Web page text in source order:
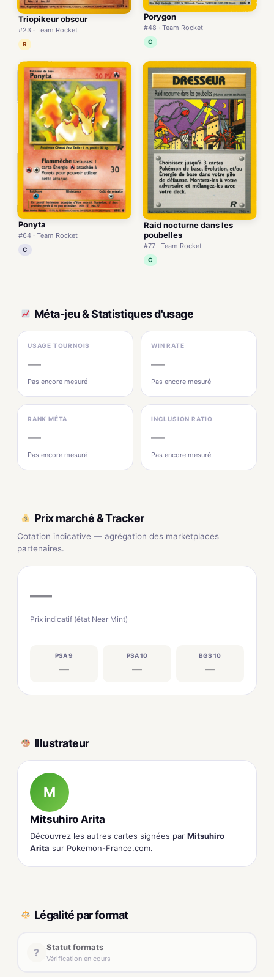
Triopikeur obscur
#23 · Team Rocket
R
Porygon
#48 · Team Rocket
C
Ponyta
#64 · Team Rocket
C
Raid nocturne dans les
poubelles
#77 · Team Rocket
C
Méta-jeu & Statistiques d'usage
USAGE TOURNOIS
—
Pas encore mesuré
WIN RATE
—
Pas encore mesuré
RANK MÉTA
—
Pas encore mesuré
INCLUSION RATIO
—
Pas encore mesuré
Prix marché & Tracker
Cotation indicative — agrégation des marketplaces
partenaires.
—
Prix indicatif (état Near Mint)
PSA 9
—
PSA 10
—
BGS 10
—
Illustrateur
M
Mitsuhiro Arita
Découvrez les autres cartes signées par Mitsuhiro
Arita sur Pokemon-France.com.
Légalité par format
? Statut formats
Vérification en cours